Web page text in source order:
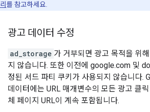
리 를 참고하세요.
광고 데이터 수정
ad_storage 가 거부되면 광고 목적을 위
지 않습니다. 또한 이전에 google.com 및
정된 서드 파티 쿠키가 사용되지 않습니다.
데이터에는 URL 매개변수의 모든 광고 클
체 페이지 URL이 계속 포함됩니다.